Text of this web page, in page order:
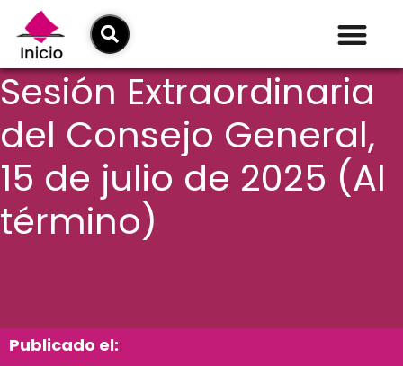
Sesión Extraordinaria
del Consejo General,
15 de julio de 2025 (Al
término)
Publicado el: